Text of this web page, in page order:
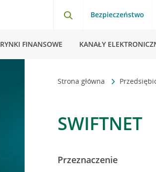
Bezpieczeństwo
RYNKI FINANSOWE KANAŁY
Strona główna
SWIFTNET
Przeznaczenie